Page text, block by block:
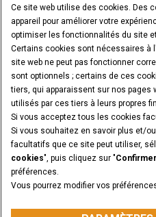
VOUS SOUHAITEZ DEVENIR
SOUMETTEZ VOTRE
Informations légales
Avis de confidentialité
© 2026 CNH Industrial America LLC.
Capital are registered trademarks of
RETOUR EN HAUT
Ce site web utilise des cookies. Des
appareil pour améliorer votre
optimiser les fonctionnalités du site
Certains cookies sont nécessaires à
site web ne peut pas fonctionner
sont optionnels ; certains de ces
tiers, qui apparaissent sur nos pages
utilisés par ces tiers à leurs propres
Si vous acceptez tous les cookies
Si vous souhaitez en savoir plus et/
facultatifs que ce site peut utiliser,
cookies", puis cliquez sur "
préférences.
Vous pourrez modifier vos